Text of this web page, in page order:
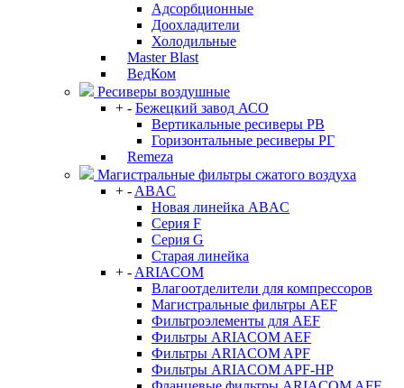
Адсорбционные
Доохладители
Холодильные
Master Blast
ВедКом
Ресиверы воздушные
+ - Бежецкий завод АСО
Вертикальные ресиверы РВ
Горизонтальные ресиверы РГ
Remeza
Магистральные фильтры сжатого воздуха
+ - ABAC
Новая линейка ABAC
Серия F
Серия G
Старая линейка
+ - ARIACOM
Влагоотделители для компрессоров
Магистральные фильтры AEF
Фильтроэлементы для AEF
Фильтры ARIACOM AEF
Фильтры ARIACOM APF
Фильтры ARIACOM APF-HP